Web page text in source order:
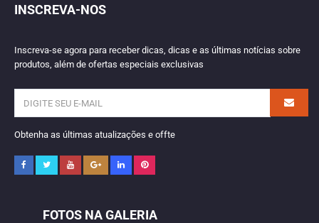
INSCREVA-NOS
Inscreva-se agora para receber dicas, dicas e as últimas notícias sobre
produtos, além de ofertas especiais exclusivas
Obtenha as últimas atualizações e offte
FOTOS NA GALERIA